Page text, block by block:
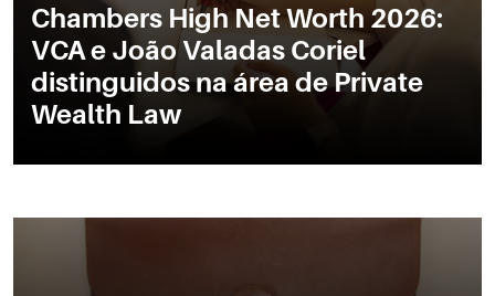
Chambers High Net Worth 2026:
VCA e João Valadas Coriel
distinguidos na área de Private
Wealth Law